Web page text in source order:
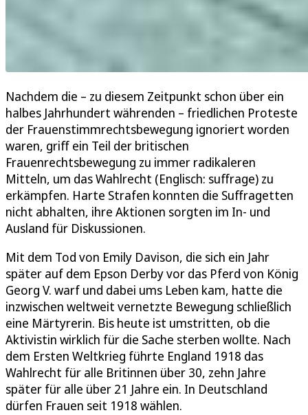
Nachdem die – zu diesem Zeitpunkt schon über ein
halbes Jahrhundert währenden – friedlichen Proteste
der Frauenstimmrechtsbewegung ignoriert worden
waren, griff ein Teil der britischen
Frauenrechtsbewegung zu immer radikaleren
Mitteln, um das Wahlrecht (Englisch: suffrage) zu
erkämpfen. Harte Strafen konnten die Suffragetten
nicht abhalten, ihre Aktionen sorgten im In- und
Ausland für Diskussionen.
Mit dem Tod von Emily Davison, die sich ein Jahr
später auf dem Epson Derby vor das Pferd von König
Georg V. warf und dabei ums Leben kam, hatte die
inzwischen weltweit vernetzte Bewegung schließlich
eine Märtyrerin. Bis heute ist umstritten, ob die
Aktivistin wirklich für die Sache sterben wollte. Nach
dem Ersten Weltkrieg führte England 1918 das
Wahlrecht für alle Britinnen über 30, zehn Jahre
später für alle über 21 Jahre ein. In Deutschland
dürfen Frauen seit 1918 wählen.